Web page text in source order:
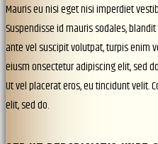
Mauris eu nisi eget nisi imperdiet
Suspendisse id mauris sodales,
ante vel suscipit volutpat, turpis enim
eiusm onsectetur adipiscing elit, sed
Ut vel placerat eros, eu tincidunt velit.
elit, sed do.